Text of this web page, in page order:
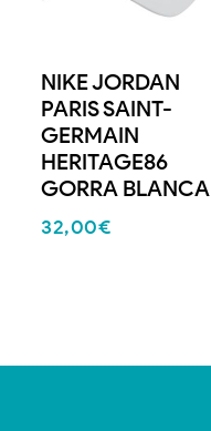
NIKE JORDAN
PARIS SAINT-
GERMAIN
HERITAGE86
GORRA BLANCA
32,00€